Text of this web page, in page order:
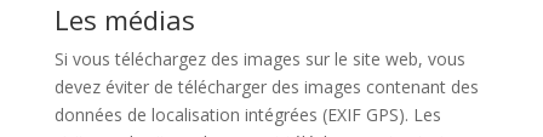
Les médias
Si vous téléchargez des images sur le site web, vous
devez éviter de télécharger des images contenant des
données de localisation intégrées (EXIF GPS). Les